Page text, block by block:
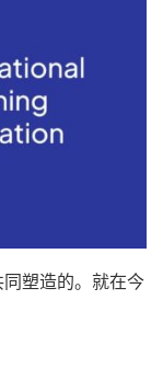
塑造的。就在今